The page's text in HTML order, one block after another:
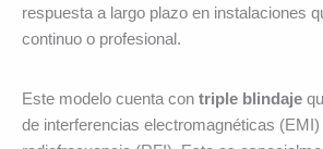
respuesta a largo plazo en instalaciones
continuo o profesional.
Este modelo cuenta con triple blindaje
de interferencias electromagnéticas